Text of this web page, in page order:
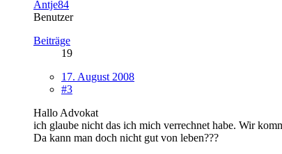
Antje84
Benutzer
Beiträge
19
17. August 2008
#3
Hallo Advokat
ich glaube nicht das ich mich verrechnet habe. Wir
Da kann man doch nicht gut von leben???